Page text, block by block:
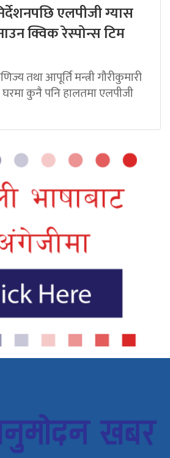
एलपीजी ग्यास
क्विक रेस्पोन्स टिम
तथा आपूर्ति मन्त्री गौरीकुमारी
कुनै पनि हालतमा एलपीजी